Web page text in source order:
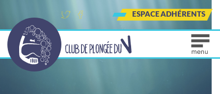
er
bo
ok
ra
m
ESPACE ADHÉRENTS